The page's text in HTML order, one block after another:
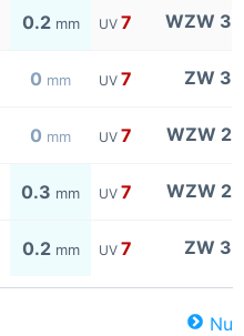
0.2 mm UV 7 WZW 3
0 mm UV 7 ZW 3
0 mm UV 7 WZW 2
0.3 mm UV 7 WZW 2
0.2 mm UV 7 ZW 3
Nu